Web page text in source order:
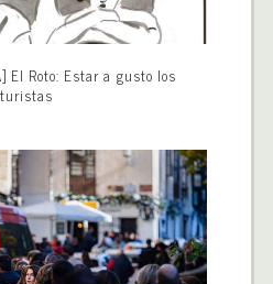
El Roto: Estar a gusto los
turistas